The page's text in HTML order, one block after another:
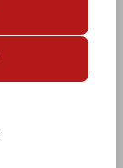
entrar detalles
continua con el
la página
cambio o